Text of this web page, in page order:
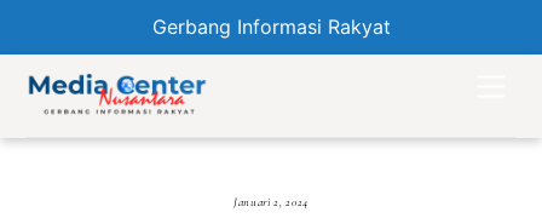
Gerbang Informasi Rakyat
content
Januari 2, 2024